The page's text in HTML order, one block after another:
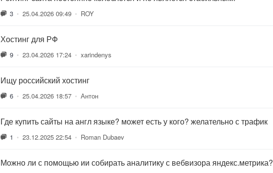
3 • 25.04.2026 09:49 • ROY
Хостинг для РФ
9 • 23.04.2026 17:24 • xarindenys
Ищу российский хостинг
6 • 25.04.2026 18:57 • Антон
Где купить сайты на англ языке? может есть у кого? желательно с трафик
1 • 23.12.2025 22:54 • Roman Dubaev
Можно ли с помощью ии собирать аналитику с вебвизора яндекс.метрика?